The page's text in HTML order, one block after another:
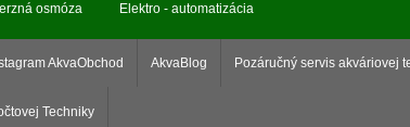
osmóza Elektro - automatizácia
AkvaObchod AkvaBlog Pozáručný servis akváriovej
Techniky